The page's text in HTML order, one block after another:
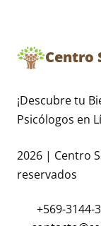
Centro
¡Descubre tu
Psicólogos en
2026 | Centro
reservados
+569-3144-